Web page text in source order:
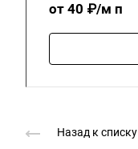
от 40 ₽/м п
Назад к списку